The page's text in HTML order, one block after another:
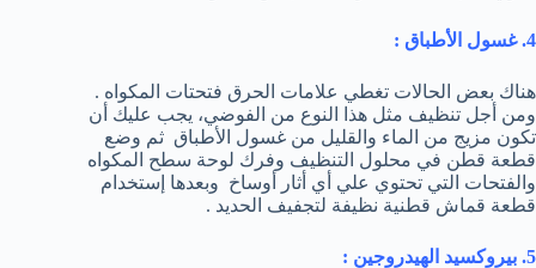
4. غسول الأطباق :
هناك بعض الحالات تغطي علامات الحرق فتحتات المكواه .
ومن أجل تنظيف مثل هذا النوع من الفوضي، يجب عليك أن
تكون مزيج من الماء والقليل من غسول الأطباق ثم وضع
قطعة قطن في محلول التنظيف وفرك لوحة سطح المكواه
والفتحات التي تحتوي علي أي أثار أوساخ وبعدها إستخدام
قطعة قماش قطنية نظيفة لتجفيف الحديد .
5. بيروكسيد الهيدروجين :